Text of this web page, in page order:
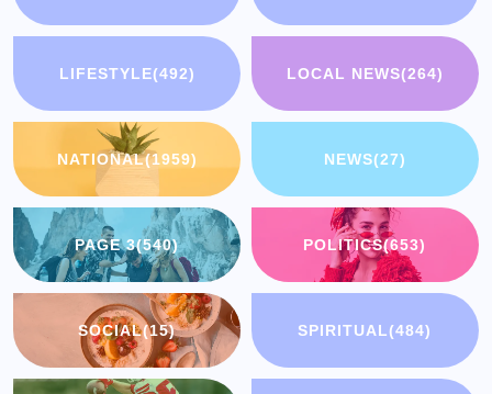
LIFESTYLE(492) LOCAL NEWS(264)
NATIONAL(1959) NEWS(27)
PAGE 3(540) POLITICS(653)
SOCIAL(15) SPIRITUAL(484)